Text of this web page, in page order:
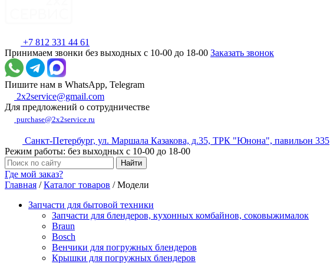
+7 812 331 44 61
Принимаем звонки без выходных с 10-00 до 18-00 Заказать звонок
Пишите нам в WhatsApp, Telegram
2x2service@gmail.com
Для предложений о сотрудничестве
purchase@2x2service.ru
Санкт-Петербург, ул. Маршала Казакова, д.35, ТРК "Юнона", павильон 335
Режим работы: без выходных с 10-00 до 18-00
Где мой заказ?
Главная /Каталог товаров /Модели
Запчасти для бытовой техники
Запчасти для блендеров, кухонных комбайнов, соковыжималок
Braun
Bosch
Венчики для погружных блендеров
Крышки для погружных блендеров